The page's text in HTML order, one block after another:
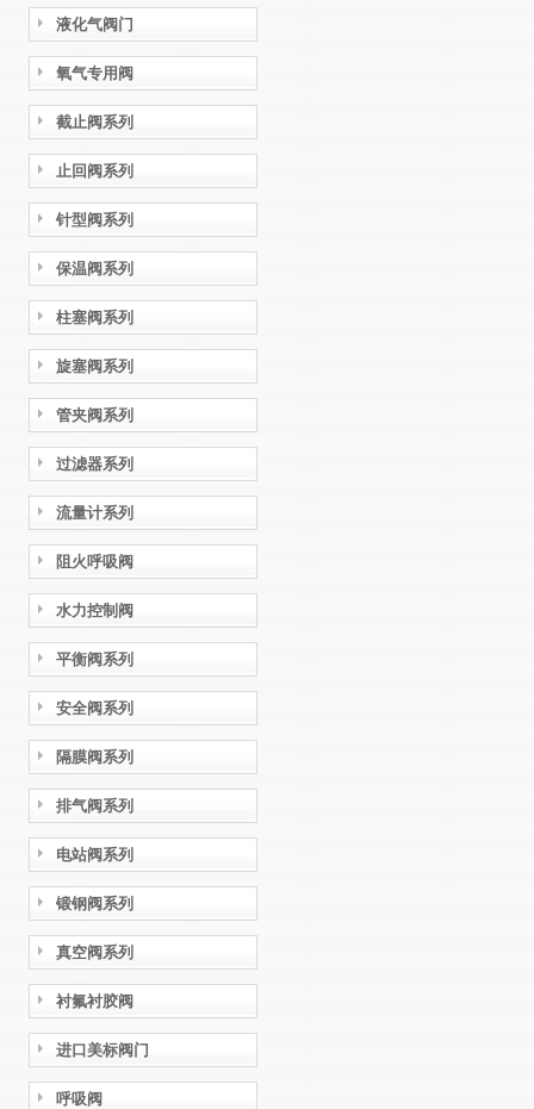
液化气阀门
氧气专用阀
截止阀系列
止回阀系列
针型阀系列
保温阀系列
柱塞阀系列
旋塞阀系列
管夹阀系列
过滤器系列
流量计系列
阻火呼吸阀
水力控制阀
平衡阀系列
安全阀系列
隔膜阀系列
排气阀系列
电站阀系列
锻钢阀系列
真空阀系列
衬氟衬胶阀
进口美标阀门
呼吸阀